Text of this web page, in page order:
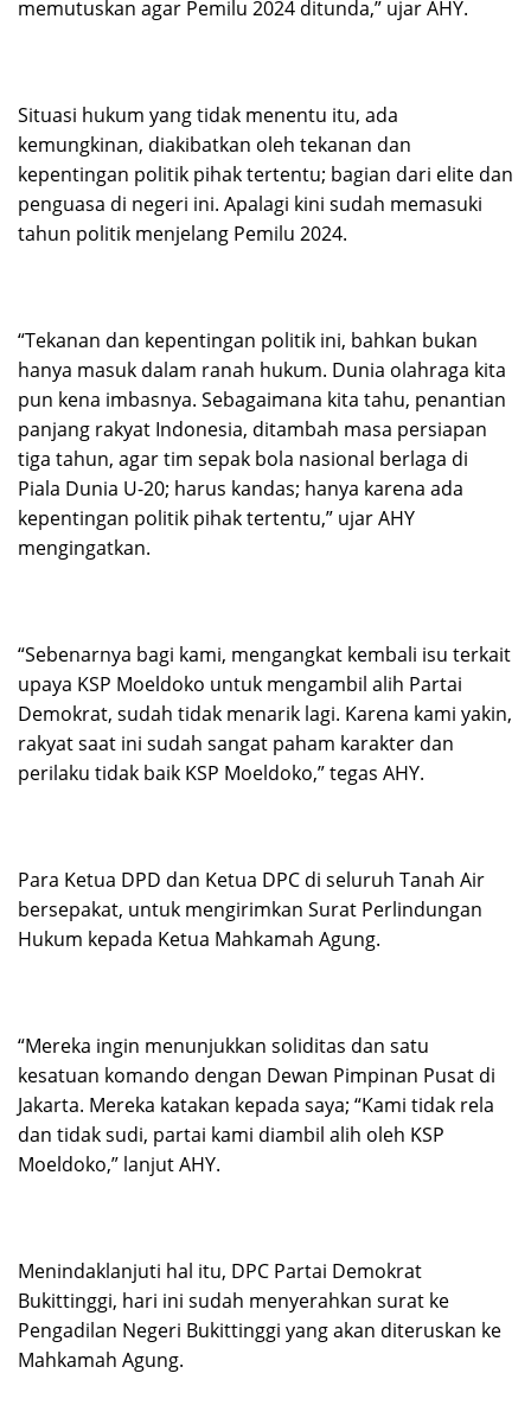
memutuskan agar Pemilu 2024 ditunda,” ujar AHY.
Situasi hukum yang tidak menentu itu, ada
kemungkinan, diakibatkan oleh tekanan dan
kepentingan politik pihak tertentu; bagian dari elite dan
penguasa di negeri ini. Apalagi kini sudah memasuki
tahun politik menjelang Pemilu 2024.
“Tekanan dan kepentingan politik ini, bahkan bukan
hanya masuk dalam ranah hukum. Dunia olahraga kita
pun kena imbasnya. Sebagaimana kita tahu, penantian
panjang rakyat Indonesia, ditambah masa persiapan
tiga tahun, agar tim sepak bola nasional berlaga di
Piala Dunia U-20; harus kandas; hanya karena ada
kepentingan politik pihak tertentu,” ujar AHY
mengingatkan.
“Sebenarnya bagi kami, mengangkat kembali isu terkait
upaya KSP Moeldoko untuk mengambil alih Partai
Demokrat, sudah tidak menarik lagi. Karena kami yakin,
rakyat saat ini sudah sangat paham karakter dan
perilaku tidak baik KSP Moeldoko,” tegas AHY.
Para Ketua DPD dan Ketua DPC di seluruh Tanah Air
bersepakat, untuk mengirimkan Surat Perlindungan
Hukum kepada Ketua Mahkamah Agung.
“Mereka ingin menunjukkan soliditas dan satu
kesatuan komando dengan Dewan Pimpinan Pusat di
Jakarta. Mereka katakan kepada saya; “Kami tidak rela
dan tidak sudi, partai kami diambil alih oleh KSP
Moeldoko,” lanjut AHY.
Menindaklanjuti hal itu, DPC Partai Demokrat
Bukittinggi, hari ini sudah menyerahkan surat ke
Pengadilan Negeri Bukittinggi yang akan diteruskan ke
Mahkamah Agung.